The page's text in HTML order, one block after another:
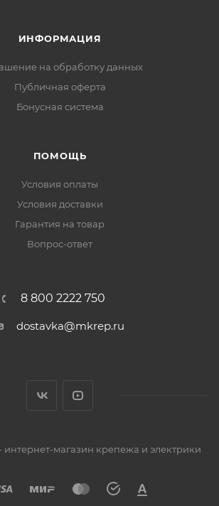
ИНФОРМАЦИЯ
на обработку данных
Публичная оферта
Бонусная система
ПОМОЩЬ
Условия оплаты
Условия доставки
Гарантия на товар
Вопрос-ответ
8 800 2222 750
dostavka@mkrep.ru
интернет-магазин крепежа и электрики